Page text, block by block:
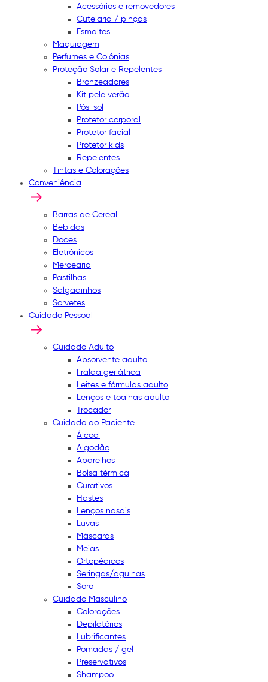
Acessórios e removedores
Cutelaria / pinças
Esmaltes
Maquiagem
Perfumes e Colônias
Proteção Solar e Repelentes
Bronzeadores
Kit pele verão
Pós-sol
Protetor corporal
Protetor facial
Protetor kids
Repelentes
Tintas e Colorações
Conveniência
Barras de Cereal
Bebidas
Doces
Eletrônicos
Mercearia
Pastilhas
Salgadinhos
Sorvetes
Cuidado Pessoal
Cuidado Adulto
Absorvente adulto
Fralda geriátrica
Leites e fórmulas adulto
Lenços e toalhas adulto
Trocador
Cuidado ao Paciente
Álcool
Algodão
Aparelhos
Bolsa térmica
Curativos
Hastes
Lenços nasais
Luvas
Máscaras
Meias
Ortopédicos
Seringas/agulhas
Soro
Cuidado Masculino
Colorações
Depilatórios
Lubrificantes
Pomadas / gel
Preservativos
Shampoo